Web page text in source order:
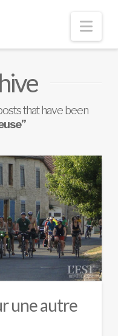
that have been
une autre